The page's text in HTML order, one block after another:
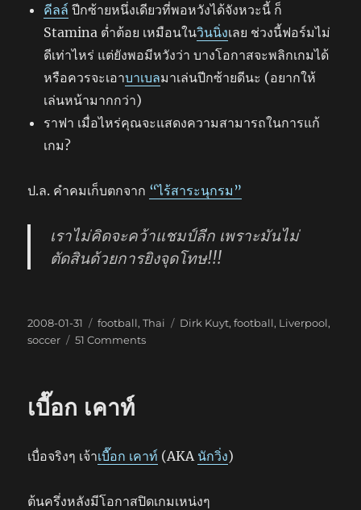
คีลล์ ปีกซ้ายหนึ่งเดียวที่พอหวังได้จังหวะนี้ ก็
Stamina ต่ำต้อย เหมือนในวินนิ่งเลย ช่วงนี้ฟอร์มไม่
ดีเท่าไหร่ แต่ยังพอมีหวังว่า บางโอกาสจะพลิกเกมได้
หรือควรจะเอาบาเบลมาเล่นปีกซ้ายดีนะ (อยากให้
เล่นหน้ามากกว่า)
ราฟา เมื่อไหร่คุณจะแสดงความสามารถในการแก้
เกม?
ป.ล. คำคมเก็บตกจาก “ไร้สาระนุกรม”
เราไม่คิดจะคว้าแชมป์ลีก เพราะมันไม่
ตัดสินด้วยการยิงจุดโทษ!!!
Posted
on
2008-01-31 Categories
football,Thai Tags
Dirk Kuyt,football, Liverpool,
soccer
51 Commentson
เบื๊อก เคาท์
เบื่อจริงๆ เจ้าเบื๊อก เคาท์ (AKA นักวิ่ง)
ต้นครึ่งหลังมีโอกาสปิดเกมเหน่งๆ